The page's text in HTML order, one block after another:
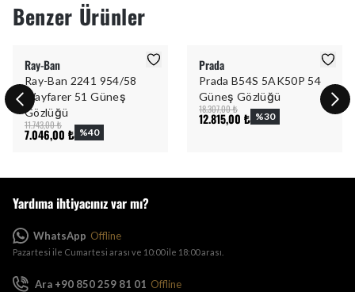
Benzer Ürünler
Ray-Ban
Ray-Ban 2241 954/58
Wayfarer 51 Güneş
Gözlüğü
11.743,00 ₺
7.046,00 ₺ %40
Prada
Prada B54S 5AK50P 54
Güneş Gözlüğü
18.307,00 ₺
12.815,00 ₺ %30
Yardıma ihtiyacınız var mı?
WhatsApp Offline
Pazartesi ile Cumartesi arası ve 10:00 ile 18:00 arası.
Ara +90 850 259 81 01 Offline